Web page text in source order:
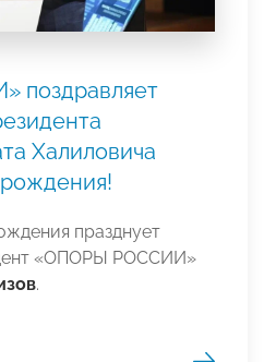
поздравляет
Халиловича
празднует
«ОПОРЫ РОССИИ»
.